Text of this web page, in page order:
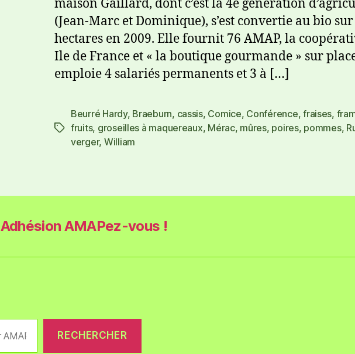
maison Gaillard, dont c’est la 4è génération
(Jean-Marc et Dominique), s’est convertie au bio
hectares en 2009. Elle fournit 76 AMAP, la
Ile de France et « la boutique gourmande » sur
emploie 4 salariés permanents et 3 à […]
Beurré Hardy, Braeburn, cassis, Comice, Conférence,fraises,
fruits, groseilles à maquereaux, Mérac, mûres, poires, pommes,
verger, William
Adhésion AMAPez-vous !
RECHERCHER